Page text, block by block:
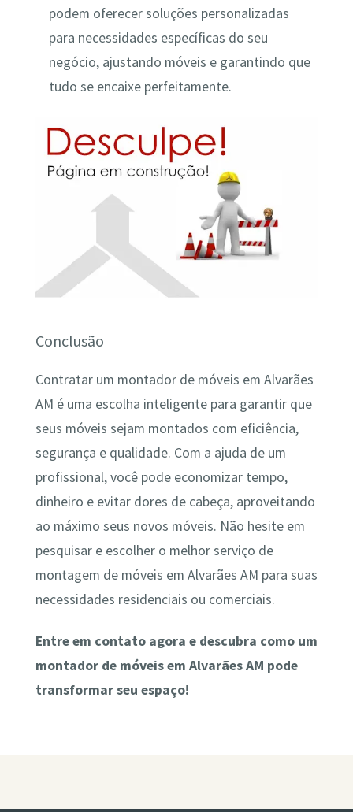
podem oferecer soluções personalizadas
para necessidades específicas do seu
negócio, ajustando móveis e garantindo que
tudo se encaixe perfeitamente.
Conclusão
Contratar um montador de móveis em Alvarães
AM é uma escolha inteligente para garantir que
seus móveis sejam montados com eficiência,
segurança e qualidade. Com a ajuda de um
profissional, você pode economizar tempo,
dinheiro e evitar dores de cabeça, aproveitando
ao máximo seus novos móveis. Não hesite em
pesquisar e escolher o melhor serviço de
montagem de móveis em Alvarães AM para suas
necessidades residenciais ou comerciais.
Entre em contato agora e descubra como um
montador de móveis em Alvarães AM pode
transformar seu espaço!